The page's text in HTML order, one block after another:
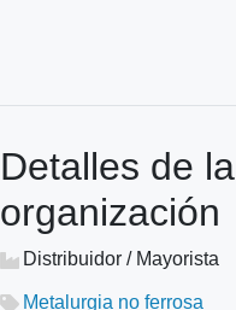
Detalles de la
organización
Distribuidor / Mayorista
Metalurgia no ferrosa